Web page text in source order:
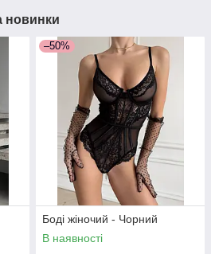
новинки
–50%
Боді жіночий - Чорний
В наявності